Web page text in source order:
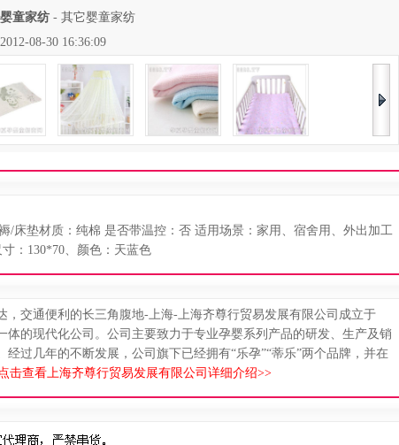
婴童家纺 - 其它婴童家纺
08-30 16:36:09
床垫材质：纯棉 是否带温控：否 适用场景：家用、宿舍用、外出加工
：130*70、颜色：天蓝色
，交通便利的长三角腹地-上海-上海齐尊行贸易发展有限公司成立于
体的现代化公司。公司主要致力于专业孕婴系列产品的研发、生产及销
过几年的不断发展，公司旗下已经拥有“乐孕”“蒂乐”两个品牌，并在
击查看上海齐尊行贸易发展有限公司详细介绍>>